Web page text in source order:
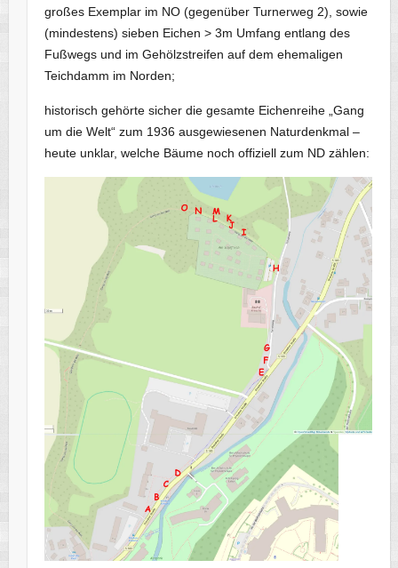
großes Exemplar im NO (gegenüber Turnerweg 2), sowie
(mindestens) sieben Eichen > 3m Umfang entlang des
Fußwegs und im Gehölzstreifen auf dem ehemaligen
Teichdamm im Norden;
historisch gehörte sicher die gesamte Eichenreihe „Gang
um die Welt“ zum 1936 ausgewiesenen Naturdenkmal –
heute unklar, welche Bäume noch offiziell zum ND zählen: